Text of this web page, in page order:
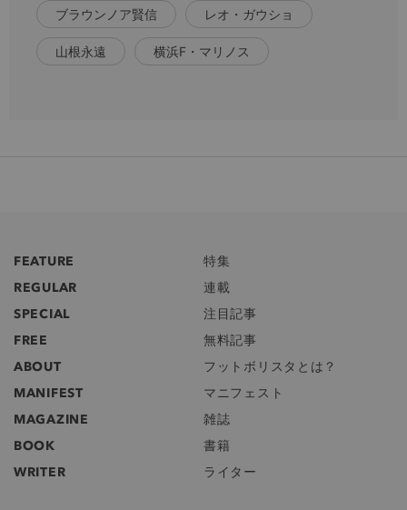
ブラウンノア賢信 レオ・ガウショ
山根永遠 横浜F・マリノス
FEATURE
特集
REGULAR
連載
SPECIAL
注目記事
FREE
無料記事
ABOUT
フットボリスタとは？
MANIFEST
マニフェスト
MAGAZINE
雑誌
BOOK
書籍
WRITER
ライター